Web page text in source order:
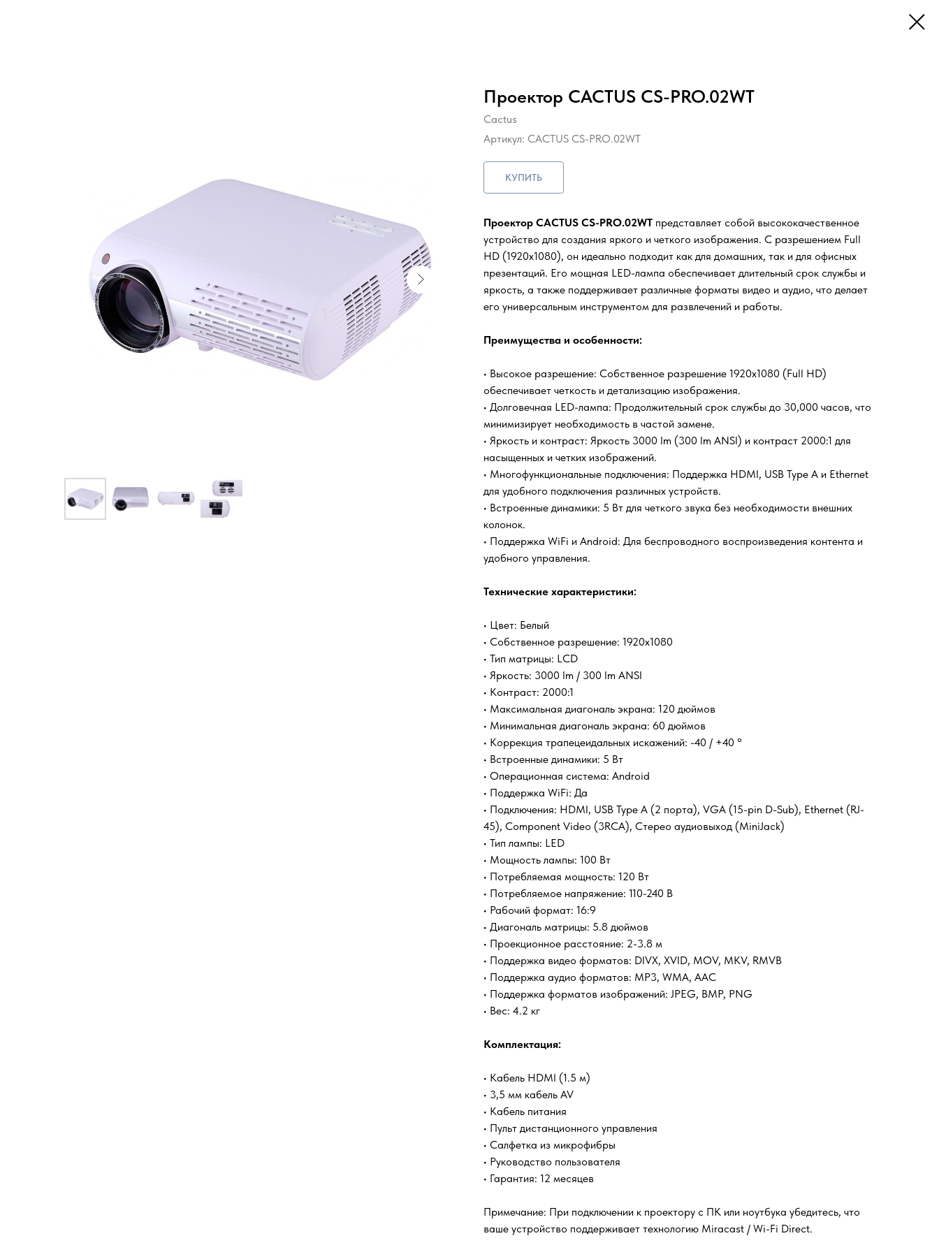
Проектор CACTUS CS-PRO.02WT
Cactus
Артикул: CACTUS CS-PRO.02WT
КУПИТЬ
Проектор CACTUS CS-PRO.02WT представляет собой высококачественное
устройство для создания яркого и четкого изображения. С разрешением Full
HD (1920x1080), он идеально подходит как для домашних, так и для офисных
презентаций. Его мощная LED-лампа обеспечивает длительный срок службы и
яркость, а также поддерживает различные форматы видео и аудио, что делает
его универсальным инструментом для развлечений и работы.
Преимущества и особенности:
• Высокое разрешение: Собственное разрешение 1920x1080 (Full HD)
обеспечивает четкость и детализацию изображения.
• Долговечная LED-лампа: Продолжительный срок службы до 30,000 часов, что
минимизирует необходимость в частой замене.
• Яркость и контраст: Яркость 3000 lm (300 lm ANSI) и контраст 2000:1 для
насыщенных и четких изображений.
• Многофункциональные подключения: Поддержка HDMI, USB Type A и Ethernet
для удобного подключения различных устройств.
• Встроенные динамики: 5 Вт для четкого звука без необходимости внешних
колонок.
• Поддержка WiFi и Android: Для беспроводного воспроизведения контента и
удобного управления.
Технические характеристики:
• Цвет: Белый
• Собственное разрешение: 1920x1080
• Тип матрицы: LCD
• Яркость: 3000 lm / 300 lm ANSI
• Контраст: 2000:1
• Максимальная диагональ экрана: 120 дюймов
• Минимальная диагональ экрана: 60 дюймов
• Коррекция трапецеидальных искажений: -40 / +40 °
• Встроенные динамики: 5 Вт
• Операционная система: Android
• Поддержка WiFi: Да
• Подключения: HDMI, USB Type A (2 порта), VGA (15-pin D-Sub), Ethernet (RJ-
45), Component Video (3RCA), Стерео аудиовыход (MiniJack)
• Тип лампы: LED
• Мощность лампы: 100 Вт
• Потребляемая мощность: 120 Вт
• Потребляемое напряжение: 110-240 В
• Рабочий формат: 16:9
• Диагональ матрицы: 5.8 дюймов
• Проекционное расстояние: 2-3.8 м
• Поддержка видео форматов: DIVX, XVID, MOV, MKV, RMVB
• Поддержка аудио форматов: MP3, WMA, AAC
• Поддержка форматов изображений: JPEG, BMP, PNG
• Вес: 4.2 кг
Комплектация:
• Кабель HDMI (1.5 м)
• 3,5 мм кабель AV
• Кабель питания
• Пульт дистанционного управления
• Салфетка из микрофибры
• Руководство пользователя
• Гарантия: 12 месяцев
Примечание: При подключении к проектору с ПК или ноутбука убедитесь, что
ваше устройство поддерживает технологию Miracast / Wi-Fi Direct.